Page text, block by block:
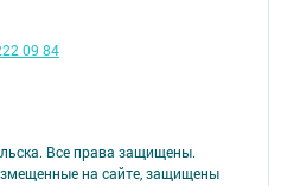
Все права защищены.
на сайте, защищены
09 84